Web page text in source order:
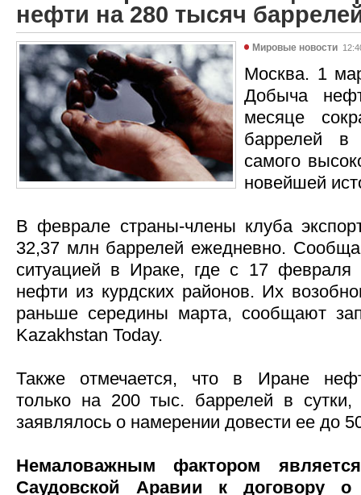
нефти на 280 тысяч
Мировые новости
Москва. 1
Добыча
месяце
баррелей в
самого
новейшей
В феврале страны-члены клуба
32,37 млн баррелей ежедневно.
ситуацией в Ираке, где с 17 февраля
нефти из курдских районов. Их
раньше середины марта, сообщают
Kazakhstan Today.
Также отмечается, что в Иране
только на 200 тыс. баррелей в
заявлялось о намерении довести ее до
Немаловажным фактором
Саудовской Аравии к договору о